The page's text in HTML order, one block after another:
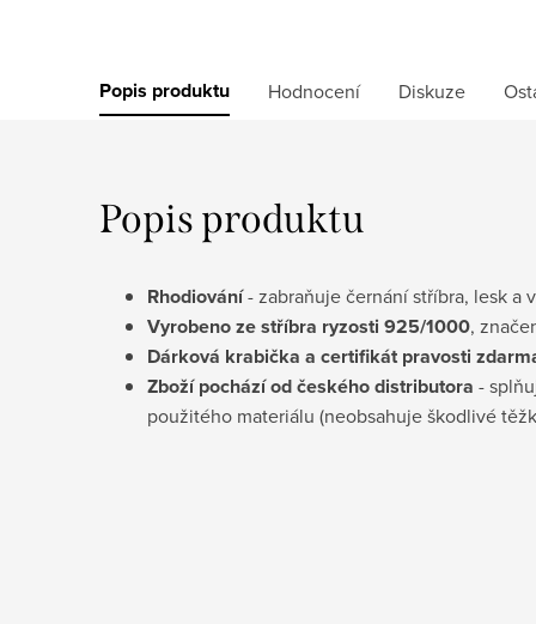
Popis produktu Hodnocení Diskuze
Popis produktu
Rhodiování- zabraňuje černání stříbra, lesk a
Vyrobeno ze stříbra ryzosti 925/1000,
Dárková krabička a certifikát pravosti
Zboží pochází od českého distributora -
použitého materiálu (neobsahuje škodlivé